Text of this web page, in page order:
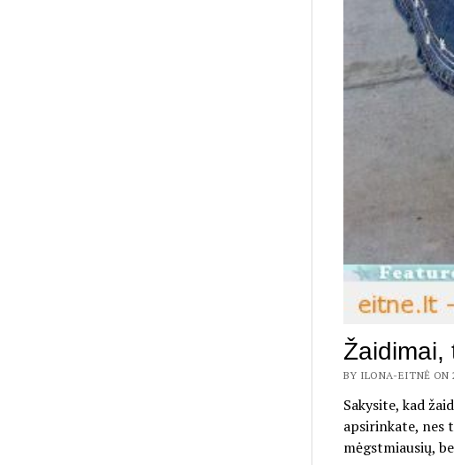
Žaidimai,
BY ILONA-EITNĖ ON
Sakysite, kad
apsirinkate, nes
mėgstmiausių,